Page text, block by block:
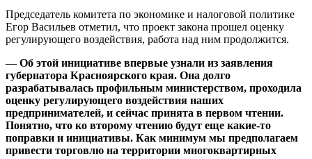
Председатель комитета по экономике и налоговой политике
Егор Васильев отметил, что проект закона прошел оценку
регулирующего воздействия, работа над ним продолжится.
— Об этой инициативе впервые узнали из заявления
губернатора Красноярского края. Она долго
разрабатывалась профильным министерством, проходила
оценку регулирующего воздействия наших
предпринимателей, и сейчас принята в первом чтении.
Понятно, что ко второму чтению будут еще какие-то
поправки и инициативы. Как минимум мы предполагаем
привести торговлю на территории многоквартирных